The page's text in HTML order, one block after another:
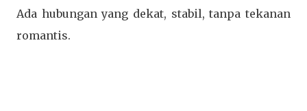
Ada hubungan yang dekat, stabil, tanpa tekanan
romantis.